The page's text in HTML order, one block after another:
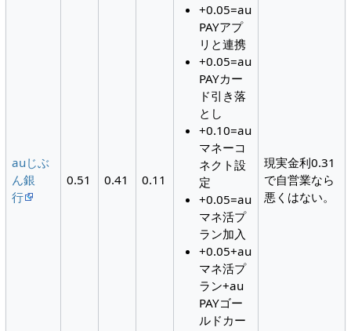
auじぶ
ん銀
行
0.51 0.41 0.11
+0.05=au
PAYアプ
リと連携
+0.05=au
PAYカー
ド引き落
とし
+0.10=au
マネーコ
ネクト設
定
+0.05=au
マネ活プ
ラン加入
+0.05+au
マネ活プ
ラン+au
PAYゴー
ルドカー
現実金利0.31
で自営業なら
悪くはない。